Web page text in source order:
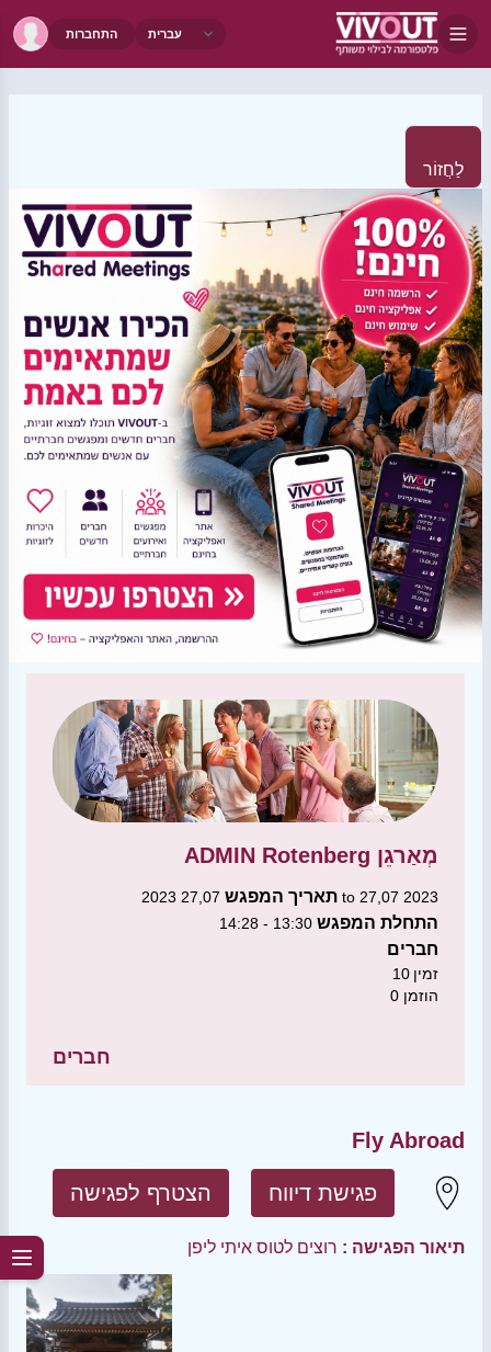
התחברות
לַחֲזוֹר
ADMIN Rotenberg מְאַרגֵן
תאריך המפגש 27,07 2023 to 27,07 2023
התחלת המפגש 13:30 - 14:28
חברים
10 זמין
0 הוזמן
חברים
Fly Abroad
הצטרף לפגישה פגישת דיווח
תיאור הפגישה : רוצים לטוס איתי ליפן